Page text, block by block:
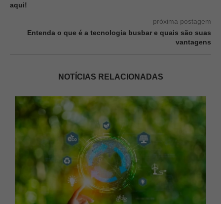
aqui!
próxima postagem
Entenda o que é a tecnologia busbar e quais são suas
vantagens
NOTÍCIAS RELACIONADAS